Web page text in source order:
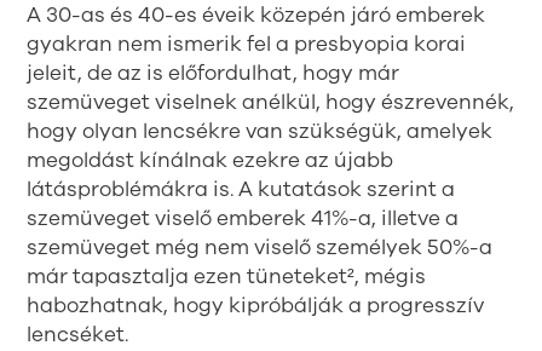
A 30-as és 40-es éveik közepén járó emberek
gyakran nem ismerik fel a presbyopia korai
jeleit, de az is előfordulhat, hogy már
szemüveget viselnek anélkül, hogy észrevennék,
hogy olyan lencsékre van szükségük, amelyek
megoldást kínálnak ezekre az újabb
látásproblémákra is. A kutatások szerint a
szemüveget viselő emberek 41%-a, illetve a
szemüveget még nem viselő személyek 50%-a
már tapasztalja ezen tüneteket², mégis
habozhatnak, hogy kipróbálják a progresszív
lencséket.